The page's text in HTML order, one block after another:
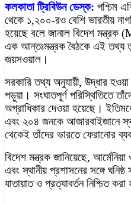
কলকাতা ট্রিবিউন ডেস্ক: পশ্চিম
থেকে ১,২০০-রও বেশি ভারতীয়
হয়েছে বলে জানাল বিদেশ মন্ত্রক
এক আন্তঃমন্ত্রক বৈঠকে এই তথ্য
জয়সওয়াল।
সরকারি তথ্য অনুযায়ী, উদ্ধার
পড়ুয়া। সংঘাতপূর্ণ পরিস্থিতিতে
অগ্রাধিকার দেওয়া হয়েছে।
এবং ২০৪ জনকে আজারবাইজানে
থেকেই তাঁদের ভারতে ফেরানোর
বিদেশ মন্ত্রক জানিয়েছে,
এবং স্থানীয় প্রশাসনের সঙ্গে
যাতায়াত ও প্রত্যাবর্তন নিশ্চিত করা